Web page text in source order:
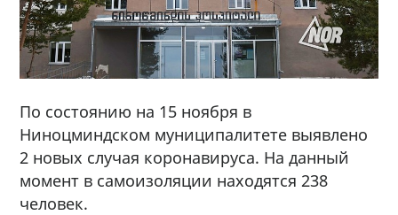
По состоянию на 15 ноября в
Ниноцминдском муниципалитете выявлено
2 новых случая коронавируса. На данный
момент в самоизоляции находятся 238
человек.